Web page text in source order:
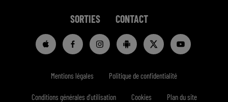
SORTIES CONTACT
Mentions légales Politique de confidentialité
Conditions générales d'utilisation Cookies Plan du site